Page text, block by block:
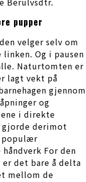
pupper
velger selv om
linken. Og i pausen
Naturtomten er
lagt vekt på
gjennom
og
i direkte
derimot
populær
For den
det bare å delta
mellom de